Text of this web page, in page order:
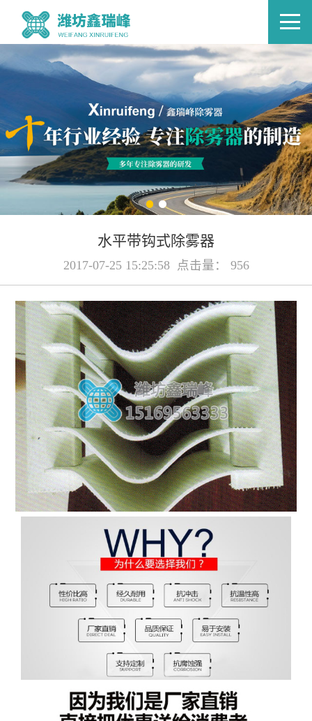
水平带钩式除雾器
2017-07-25 15:25:58 点击量： 956